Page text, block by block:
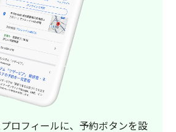
ロフィールに、予約ボタンを設